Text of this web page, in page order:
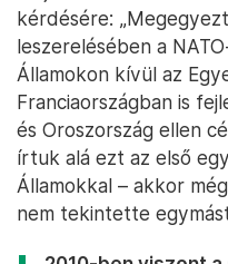
egyezményben
A közel kétórás
láthatóan unta magát,
külpolitikára terelte a
nyíltan arról
elleni csapásokat
és különösen az
hogy legyőzzék